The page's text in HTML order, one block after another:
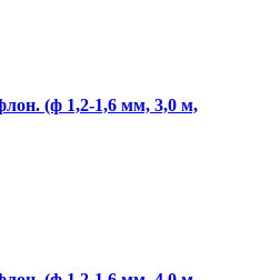
(ф 1,2-1,6 мм, 3,0 м,